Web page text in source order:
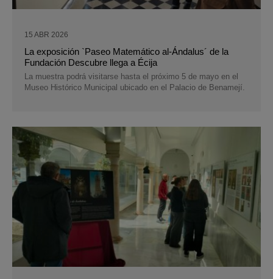
15 ABR 2026
La exposición `Paseo Matemático al-Ándalus´ de la
Fundación Descubre llega a Écija
La muestra podrá visitarse hasta el próximo 5 de mayo en el
Museo Histórico Municipal ubicado en el Palacio de Benamejí.